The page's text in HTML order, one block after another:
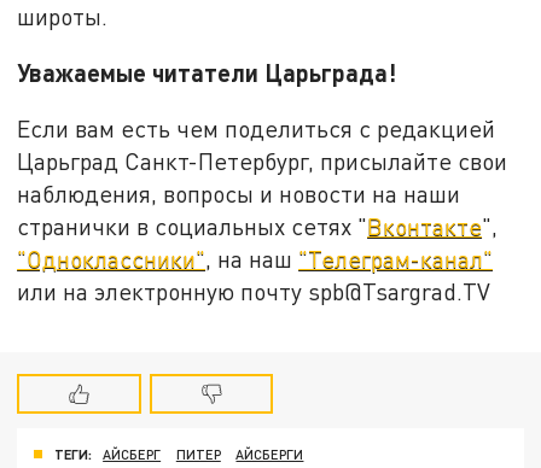
широты.
Уважаемые читатели Царьграда!
Если вам есть чем поделиться с редакцией
Царьград Санкт-Петербург, присылайте свои
наблюдения, вопросы и новости на наши
странички в социальных сетях "Вконтакте",
"Одноклассники", на наш "Телеграм-канал"
или на электронную почту spb@Tsargrad.TV
ТЕГИ: АЙСБЕРГ ПИТЕР АЙСБЕРГИ